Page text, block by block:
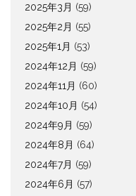
2025年3月 (59)
2025年2月 (55)
2025年1月 (53)
2024年12月 (59)
2024年11月 (60)
2024年10月 (54)
2024年9月 (59)
2024年8月 (64)
2024年7月 (59)
2024年6月 (57)